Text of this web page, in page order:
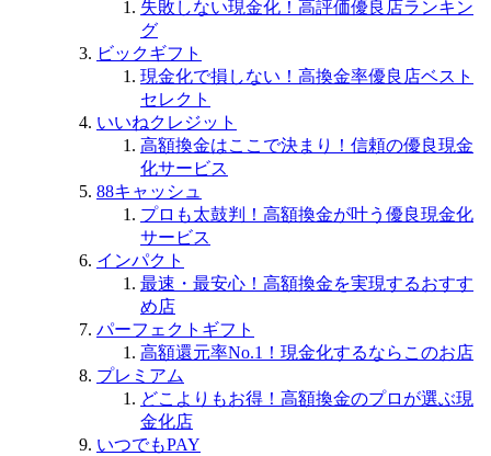
失敗しない現金化！高評価優良店ランキン
グ
ビックギフト
現金化で損しない！高換金率優良店ベスト
セレクト
いいねクレジット
高額換金はここで決まり！信頼の優良現金
化サービス
88キャッシュ
プロも太鼓判！高額換金が叶う優良現金化
サービス
インパクト
最速・最安心！高額換金を実現するおすす
め店
パーフェクトギフト
高額還元率No.1！現金化するならこのお店
プレミアム
どこよりもお得！高額換金のプロが選ぶ現
金化店
いつでもPAY